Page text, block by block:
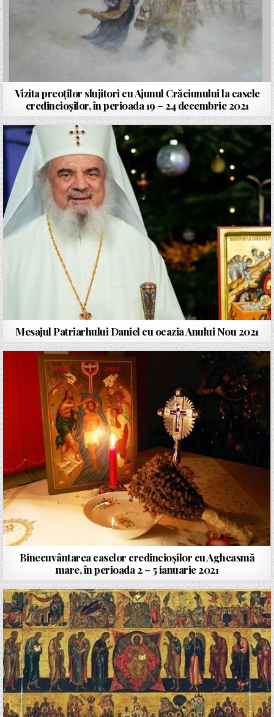
Vizita preoților slujitori cu Ajunul Crăciunului la casele
credincioșilor, în perioada 19 – 24 decembrie 2021
Mesajul Patriarhului Daniel cu ocazia Anului Nou 2021
Binecuvântarea caselor credincioșilor cu Agheasmă
mare, în perioada 2 – 5 ianuarie 2021